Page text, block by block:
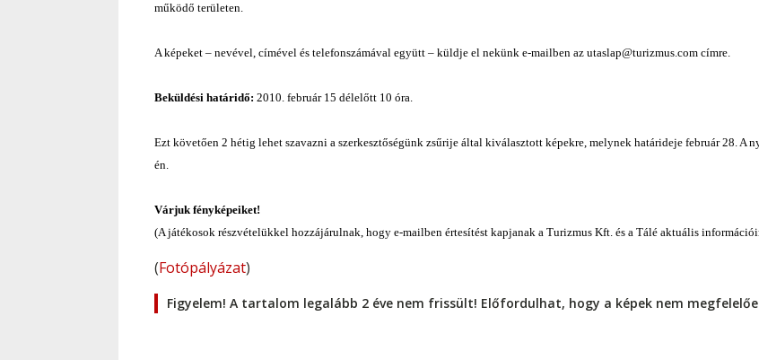
működő területen.
A képeket – nevével, címével és telefonszámával együtt – küldje el nekünk e-mailben az utaslap@turizmus.com címre.
Beküldési határidő: 2010. február 15 délelőtt 10 óra.
Ezt követően 2 hétig lehet szavazni a szerkesztőségünk zsűrije által kiválasztott képekre, melynek határideje február 28. A
én.
Várjuk fényképeiket!
(A játékosok részvételükkel hozzájárulnak, hogy e-mailben értesítést kapjanak a Turizmus Kft. és a Tálé aktuális
(Fotópályázat)
Figyelem! A tartalom legalább 2 éve nem frissült! Előfordulhat, hogy a képek nem